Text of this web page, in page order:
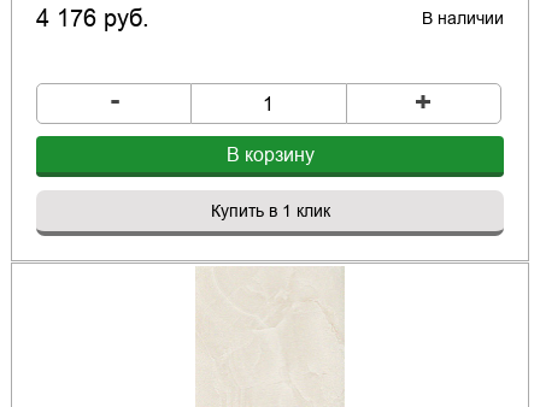
4 176 руб. В наличии
- +
В корзину
Купить в 1 клик